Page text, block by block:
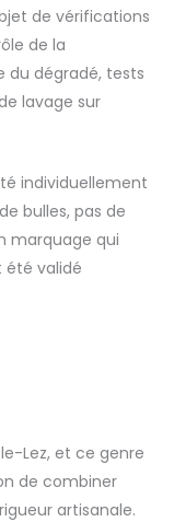
de vérifications
de la
du dégradé, tests
lavage sur
individuellement
bulles, pas de
marquage qui
été validé
Lez, et ce genre
de combiner
artisanale.